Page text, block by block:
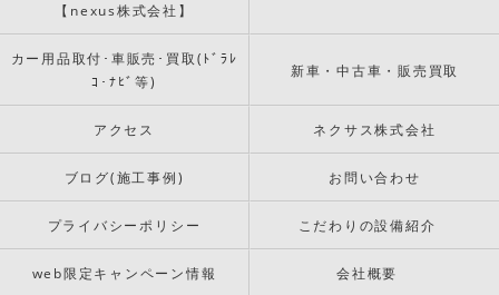
【nexus株式会社】
カー用品取付･車販売･買取(ﾄﾞﾗﾚ
ｺ･ﾅﾋﾞ等)
新車・中古車・販売買取
アクセス ネクサス株式会社
ブログ(施工事例) お問い合わせ
プライバシーポリシー こだわりの設備紹介
web限定キャンペーン情報 会社概要